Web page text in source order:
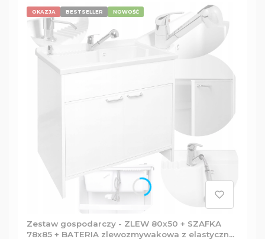
OKAZJA BESTSELLER NOWOŚĆ
Zestaw gospodarczy - ZLEW 80x50 + SZAFKA
78x85 + BATERIA zlewozmywakowa z elastyczną